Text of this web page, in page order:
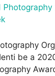
Photography
be a